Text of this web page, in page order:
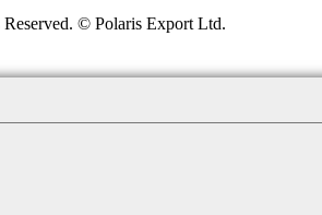
© Polaris Export Ltd.